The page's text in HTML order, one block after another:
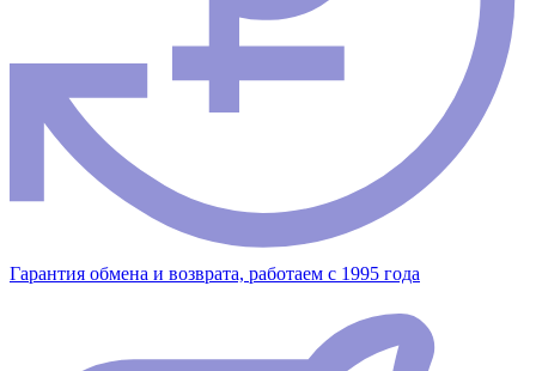
Гарантия обмена и возврата, работаем с 1995 года